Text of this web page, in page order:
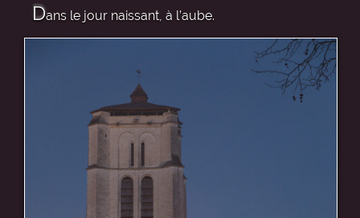
Dans le jour naissant, à l’aube.